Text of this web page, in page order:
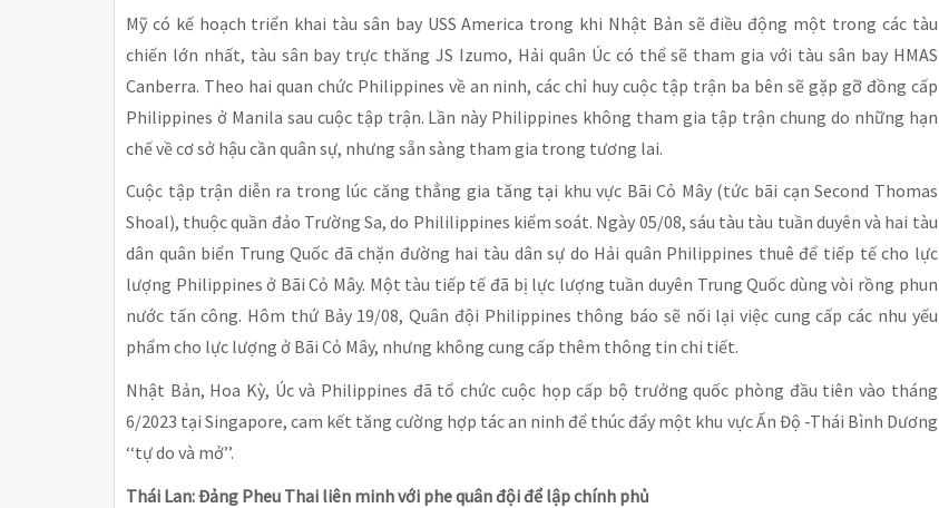
Mỹ có kế hoạch triển khai tàu sân bay USS America trong khi Nhật Bản sẽ điều động một trong các tàu
chiến lớn nhất, tàu sân bay trực thăng JS Izumo, Hải quân Úc có thể sẽ tham gia với tàu sân bay HMAS
Canberra. Theo hai quan chức Philippines về an ninh, các chỉ huy cuộc tập trận ba bên sẽ gặp gỡ đồng cấp
Philippines ở Manila sau cuộc tập trận. Lần này Philippines không tham gia tập trận chung do những hạn
chế về cơ sở hậu cần quân sự, nhưng sẵn sàng tham gia trong tương lai.
Cuộc tập trận diễn ra trong lúc căng thẳng gia tăng tại khu vực Bãi Cỏ Mây (tức bãi cạn Second Thomas
Shoal), thuộc quần đảo Trường Sa, do Phililippines kiểm soát. Ngày 05/08, sáu tàu tàu tuần duyên và hai tàu
dân quân biển Trung Quốc đã chặn đường hai tàu dân sự do Hải quân Philippines thuê để tiếp tế cho lực
lượng Philippines ở Bãi Cỏ Mây. Một tàu tiếp tế đã bị lực lượng tuần duyên Trung Quốc dùng vòi rồng phun
nước tấn công. Hôm thứ Bảy 19/08, Quân đội Philippines thông báo sẽ nối lại việc cung cấp các nhu yếu
phẩm cho lực lượng ở Bãi Cỏ Mây, nhưng không cung cấp thêm thông tin chi tiết.
Nhật Bản, Hoa Kỳ, Úc và Philippines đã tổ chức cuộc họp cấp bộ trưởng quốc phòng đầu tiên vào tháng
6/2023 tại Singapore, cam kết tăng cường hợp tác an ninh để thúc đẩy một khu vực Ấn Độ -Thái Bình Dương
‘‘tự do và mở’’.
Thái Lan: Đảng Pheu Thai liên minh với phe quân đội để lập chính phủ